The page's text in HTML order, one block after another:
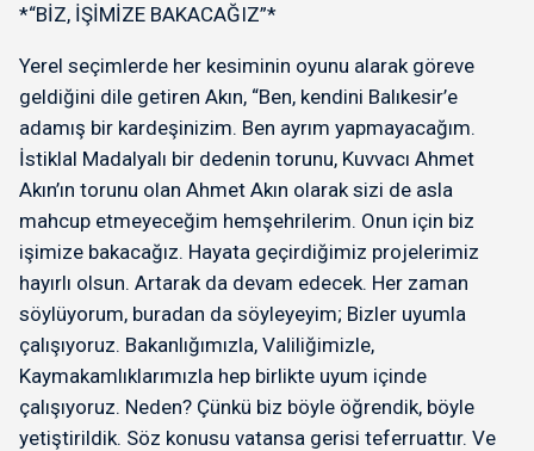
*“BİZ, İŞİMİZE BAKACAĞIZ”*
Yerel seçimlerde her kesiminin oyunu alarak göreve
geldiğini dile getiren Akın, “Ben, kendini Balıkesir’e
adamış bir kardeşinizim. Ben ayrım yapmayacağım.
İstiklal Madalyalı bir dedenin torunu, Kuvvacı Ahmet
Akın’ın torunu olan Ahmet Akın olarak sizi de asla
mahcup etmeyeceğim hemşehrilerim. Onun için biz
işimize bakacağız. Hayata geçirdiğimiz projelerimiz
hayırlı olsun. Artarak da devam edecek. Her zaman
söylüyorum, buradan da söyleyeyim; Bizler uyumla
çalışıyoruz. Bakanlığımızla, Valiliğimizle,
Kaymakamlıklarımızla hep birlikte uyum içinde
çalışıyoruz. Neden? Çünkü biz böyle öğrendik, böyle
yetiştirildik. Söz konusu vatansa gerisi teferruattır. Ve